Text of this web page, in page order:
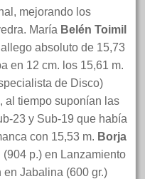
mejorando los
María Belén Toimil
absoluto de 15,73
en 12 cm. los 15,61 m.
de Disco)
al tiempo suponían las
23 y Sub-19 que había
con 15,53 m. Borja
(904 p.) en Lanzamiento
en Jabalina (600 gr.)